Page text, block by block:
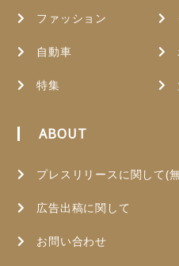
ファッション
自動車
特集
ABOUT
プレスリリースに関して(
広告出稿に関して
お問い合わせ